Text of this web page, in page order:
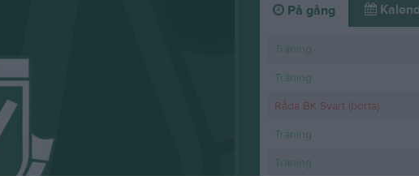
På gång
Träning
Träning
Råda BK Svart (borta)
Träning
Träning